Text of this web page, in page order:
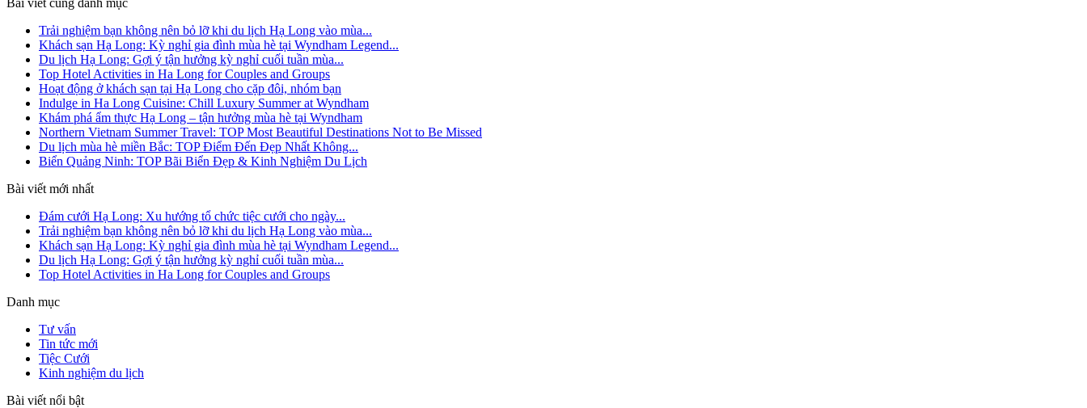
Trải nghiệm bạn không nên bỏ lỡ khi du lịch Hạ Long vào mùa...
Khách sạn Hạ Long: Kỳ nghỉ gia đình mùa hè tại Wyndham Legend...
Du lịch Hạ Long: Gợi ý tận hưởng kỳ nghỉ cuối tuần mùa...
Top Hotel Activities in Ha Long for Couples and Groups
Hoạt động ở khách sạn tại Hạ Long cho cặp đôi, nhóm bạn
Indulge in Ha Long Cuisine: Chill Luxury Summer at Wyndham
Khám phá ẩm thực Hạ Long – tận hưởng mùa hè tại Wyndham
Northern Vietnam Summer Travel: TOP Most Beautiful Destinations Not to Be Missed
Du lịch mùa hè miền Bắc: TOP Điểm Đến Đẹp Nhất Không...
Biển Quảng Ninh: TOP Bãi Biển Đẹp & Kinh Nghiệm Du Lịch
Bài viết mới nhất
Đám cưới Hạ Long: Xu hướng tổ chức tiệc cưới cho ngày...
Trải nghiệm bạn không nên bỏ lỡ khi du lịch Hạ Long vào mùa...
Khách sạn Hạ Long: Kỳ nghỉ gia đình mùa hè tại Wyndham Legend...
Du lịch Hạ Long: Gợi ý tận hưởng kỳ nghỉ cuối tuần mùa...
Top Hotel Activities in Ha Long for Couples and Groups
Danh mục
Tư vấn
Tin tức mới
Tiệc Cưới
Kinh nghiệm du lịch
Bài viết nổi bật